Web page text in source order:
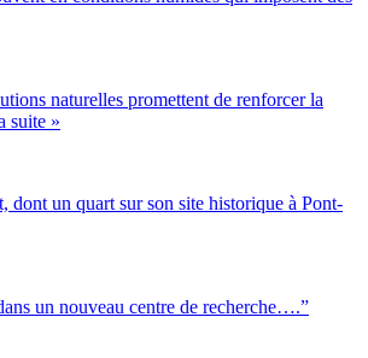
naturelles promettent de renforcer la
»
dont un quart sur son site historique à Pont-
un nouveau centre de recherche….”